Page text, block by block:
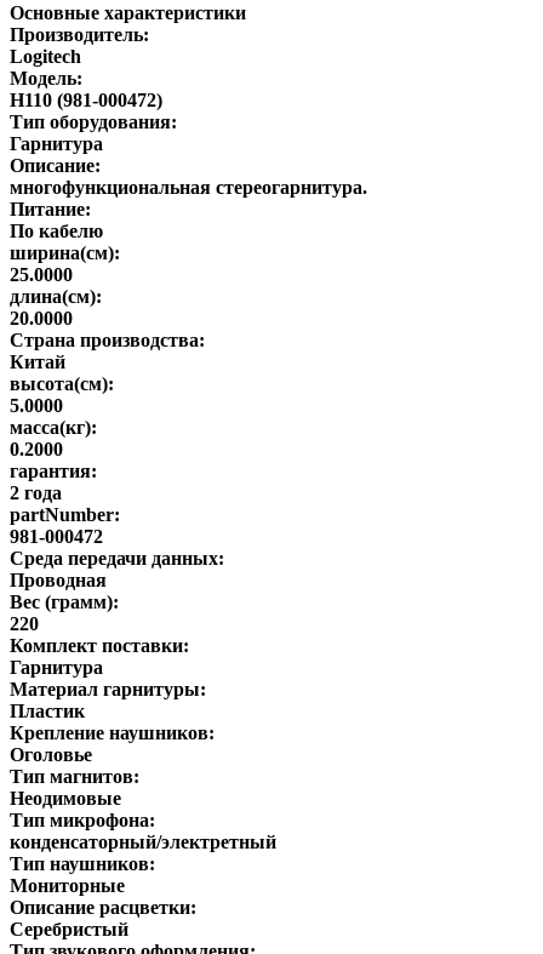
Основные характеристики
Производитель:
Logitech
Модель:
H110 (981-000472)
Тип оборудования:
Гарнитура
Описание:
многофункциональная стереогарнитура.
Питание:
По кабелю
ширина(см):
25.0000
длина(см):
20.0000
Страна производства:
Китай
высота(см):
5.0000
масса(кг):
0.2000
гарантия:
2 года
partNumber:
981-000472
Среда передачи данных:
Проводная
Вес (грамм):
220
Комплект поставки:
Гарнитура
Материал гарнитуры:
Пластик
Крепление наушников:
Оголовье
Тип магнитов:
Неодимовые
Тип микрофона:
конденсаторный/электретный
Тип наушников:
Мониторные
Описание расцветки:
Серебристый